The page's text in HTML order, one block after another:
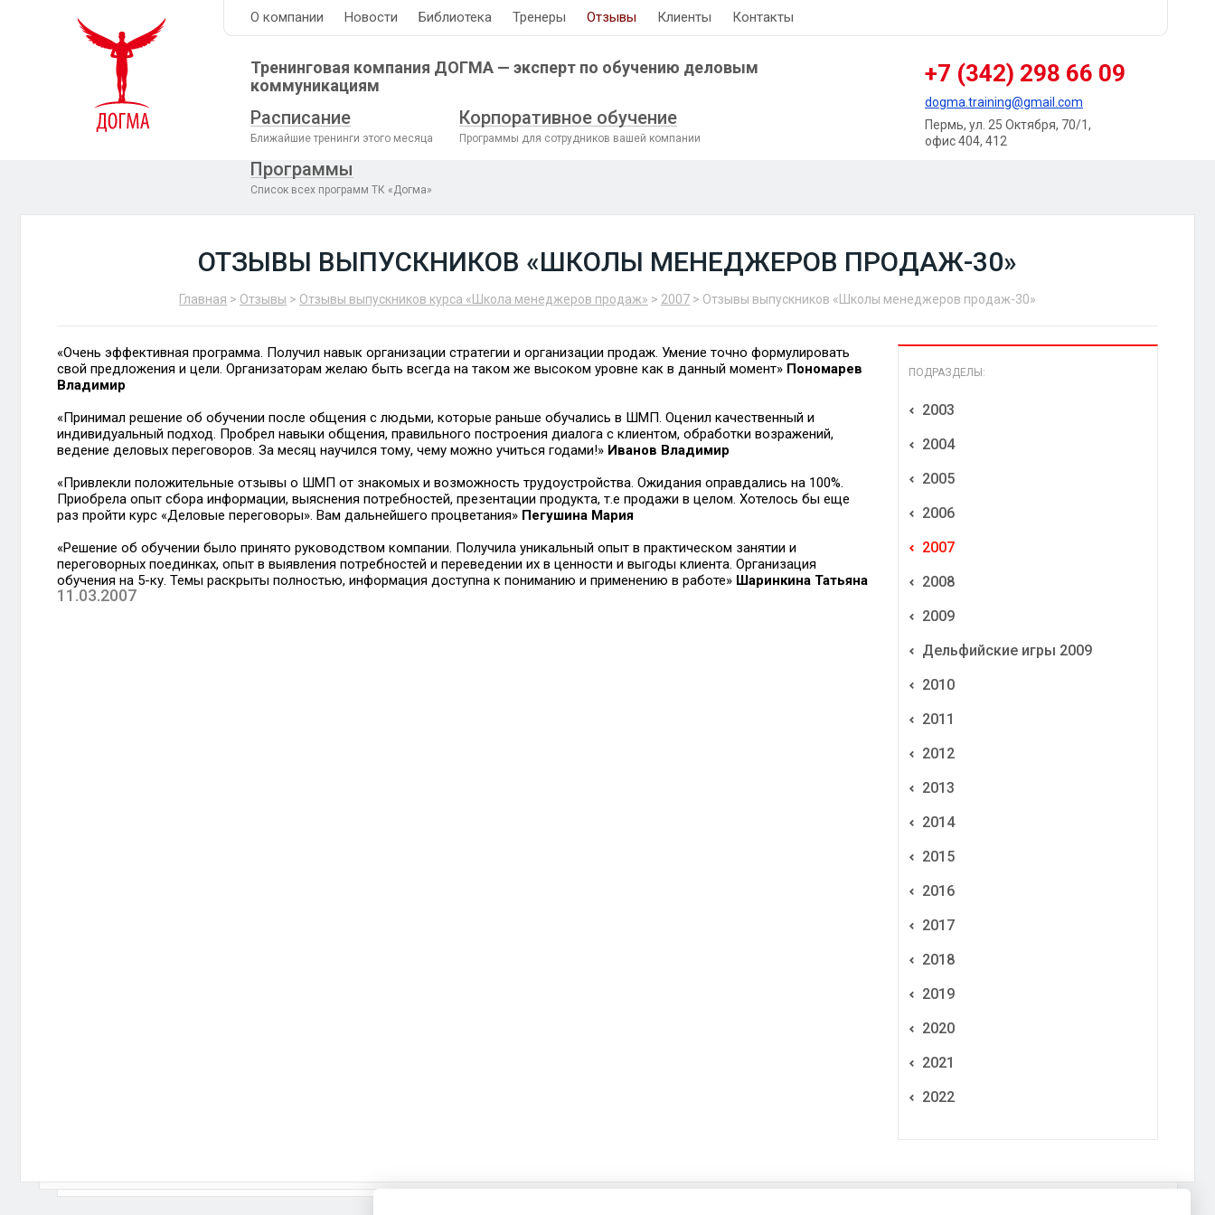
О компании Новости Библиотека Тренеры Отзывы Клиенты Контакты
Тренинговая компания ДОГМА — эксперт по обучению деловым
коммуникациям
+7 (342) 298 66 09
dogma.training@gmail.com
Пермь, ул. 25 Октября, 70/1,
офис 404, 412
Расписание
Ближайшие тренинги этого месяца
Корпоративное обучение
Программы для сотрудников вашей компании
Программы
Список всех программ ТК «Догма»
ОТЗЫВЫ ВЫПУСКНИКОВ «ШКОЛЫ МЕНЕДЖЕРОВ ПРОДАЖ-30»
Главная > Отзывы > Отзывы выпускников курса «Школа менеджеров продаж» > 2007 > Отзывы выпускников «Школы менеджеров продаж-30»
«Очень эффективная программа. Получил навык организации стратегии и организации продаж. Умение точно формулировать
свой предложения и цели. Организаторам желаю быть всегда на таком же высоком уровне как в данный момент» Пономарев
Владимир
«Принимал решение об обучении после общения с людьми, которые раньше обучались в ШМП. Оценил качественный и
индивидуальный подход. Пробрел навыки общения, правильного построения диалога с клиентом, обработки возражений,
ведение деловых переговоров. За месяц научился тому, чему можно учиться годами!» Иванов Владимир
«Привлекли положительные отзывы о ШМП от знакомых и возможность трудоустройства. Ожидания оправдались на 100%.
Приобрела опыт сбора информации, выяснения потребностей, презентации продукта, т.е продажи в целом. Хотелось бы еще
раз пройти курс «Деловые переговоры». Вам дальнейшего процветания» Пегушина Мария
«Решение об обучении было принято руководством компании. Получила уникальный опыт в практическом занятии и
переговорных поединках, опыт в выявления потребностей и переведении их в ценности и выгоды клиента. Организация
обучения на 5-ку. Темы раскрыты полностью, информация доступна к пониманию и применению в работе» Шаринкина Татьяна
11.03.2007
ПОДРАЗДЕЛЫ:
2003
2004
2005
2006
2007
2008
2009
Дельфийские игры 2009
2010
2011
2012
2013
2014
2015
2016
2017
2018
2019
2020
2021
2022